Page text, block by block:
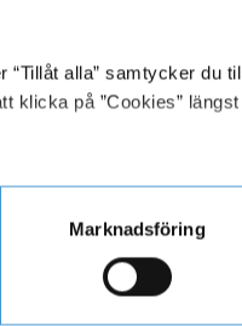
alla” samtycker du
klicka på ”Cookies” längst
Marknadsföring
var jag au pair i
köpte vi båt, och jag har
vetande är att jag i